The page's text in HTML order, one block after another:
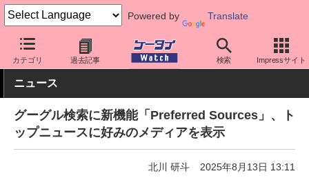
Powered by Translate
カテゴリ 過去記事 検索 Impressサイト
ケータイ Watch アプリ・サービス その他
ニュース
グーグル検索に新機能「Preferred Sources」、ト
ップニュースに好みのメディアを表示
北川 研斗 2025年8月13日 13:11